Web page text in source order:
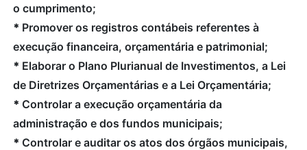
o cumprimento;
* Promover os registros contábeis referentes à
execução financeira, orçamentária e patrimonial;
* Elaborar o Plano Plurianual de Investimentos, a Lei
de Diretrizes Orçamentárias e a Lei Orçamentária;
* Controlar a execução orçamentária da
administração e dos fundos municipais;
* Controlar e auditar os atos dos órgãos municipais,